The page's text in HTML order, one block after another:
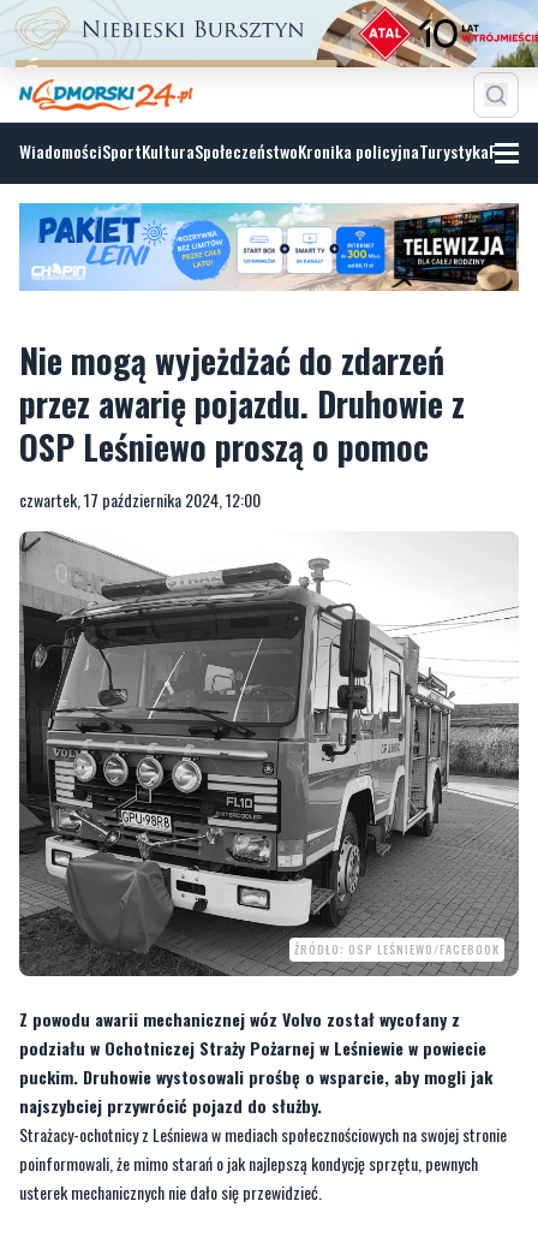
WiadomościSportKulturaSpołeczeństwoKronika policyjnaTurystyka
Nie mogą wyjeżdżać do zdarzeń
OSP Leśniewo proszą o pomoc
czwartek, 17 października 2024, 12:00
ŹRÓDŁO: OSP LEŚNIEWO/FACEBOOK
Z powodu awarii mechanicznej wóz Volvo został wycofany z
podziału w Ochotniczej Straży Pożarnej w Leśniewie w powiecie
najszybciej przywrócić pojazd do służby.
Strażacy-ochotnicy z Leśniewa w mediach społecznościowych na swojej stronie
poinformowali, że mimo starań o jak najlepszą kondycję sprzętu, pewnych
usterek mechanicznych nie dało się przewidzieć.